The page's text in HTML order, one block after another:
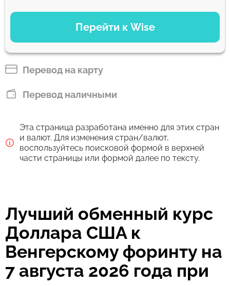
Перейти к Wise
ВАРИАНТЫ ОПЛАТЫ
Оплатить картой
30654 HUF 1 с
Комиссия Strumok, всегда 0%
Перевод на карту
Перевод наличными
Эта страница разработана именно для этих стран
и валют. Для изменения стран/валют,
воспользуйтесь поисковой формой в верхней
части страницы или формой далее по тексту.
Лучший обменный курс
Доллара США к
Венгерскому форинту на
7 августа 2026 года при